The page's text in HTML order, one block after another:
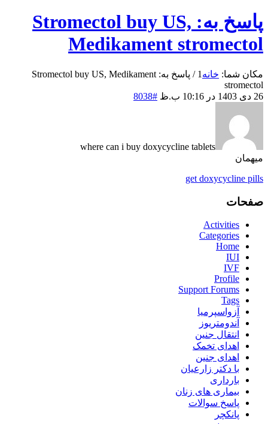
پاسخ به: Stromectol buy US,
Medikament stromectol
مکان شما: خانه 1
/
پاسخ به: Stromectol buy US, Medikament
stromectol
26 دی 1403 در 10:16 ب.ظ
#8038
where can i buy doxycycline tablets
میهمان
get doxycycline pills
صفحات
Activities
Categories
Home
IUI
IVF
Profile
Support Forums
Tags
آزواسپرمیا
آندومتریوز
انتقال جنین
اهدای تخمک
اهدای جنین
با دکتر زارعیان
بارداری
بیماری های زنان
پاسخ سوالات
پانکچر